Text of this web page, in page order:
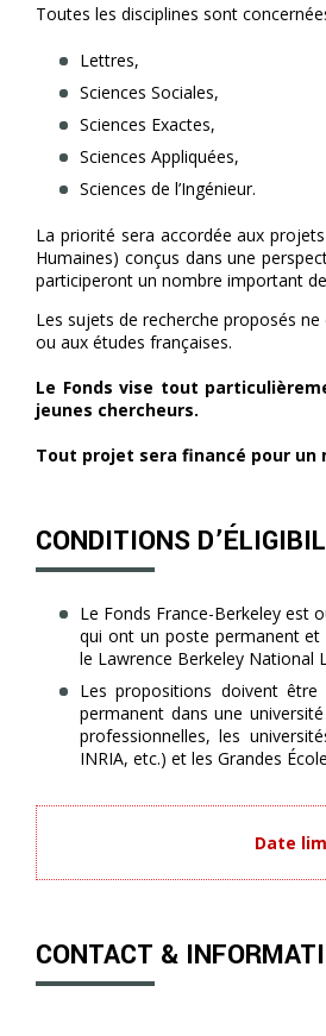
Toutes les disciplines sont
Lettres,
Sciences Sociales,
Sciences Exactes,
Sciences Appliquées,
Sciences de l’Ingénieur.
La priorité sera accordée aux
Humaines) conçus dans une
participeront un nombre important
Les sujets de recherche proposés
ou aux études françaises.
Le Fonds vise tout
jeunes chercheurs.
Tout projet sera financé pour un
CONDITIONS
Le Fonds France-Berkeley est
qui ont un poste permanent et
le Lawrence Berkeley National
Les propositions doivent
permanent dans une
professionnelles, les
INRIA, etc.) et les Grandes
Date
CONTACT &